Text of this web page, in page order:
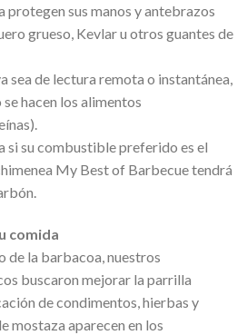
protegen sus manos y antebrazos
grueso, Kevlar u otros guantes de
sea de lectura remota o instantánea,
hacen los alimentos
si su combustible preferido es el
My Best of Barbecue tendrá
comida
de la barbacoa, nuestros
buscaron mejorar la parrilla
de condimentos, hierbas y
mostaza aparecen en los